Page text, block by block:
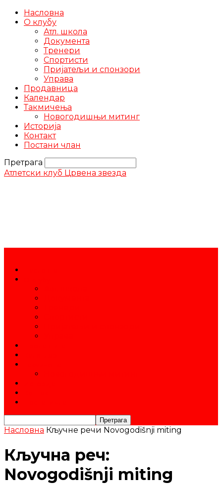
Насловна
О клубу
Атл. школа
Документа
Тренери
Спортисти
Пријатељи и спонзори
Управа
Продавница
Календар
Такмичења
Новогодишњи митинг
Историја
Контакт
Постани члан
Претрага
Атлетски клуб Црвена звезда
Насловна Кључне речи Novogodišnji miting
Кључна реч:
Novogodišnji miting